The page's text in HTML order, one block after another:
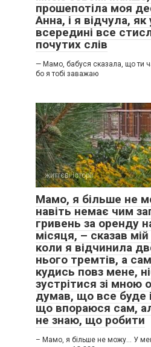
прошепотіла моя
Анна, і я відчула,
всередині все
почутих слів
— Мамо, бабуся сказала, що ти
бо я тобі заважаю
життєві історії
Мамо, я більше не
навіть немає чим
гривень за оренду
місяця, – сказав
коли я відчинила
нього тремтів, а
кудись повз мене,
зустрітися зі мною
думав, що все буде
що впораюся сам,
не знаю, що робити
– Мамо, я більше не можу… У